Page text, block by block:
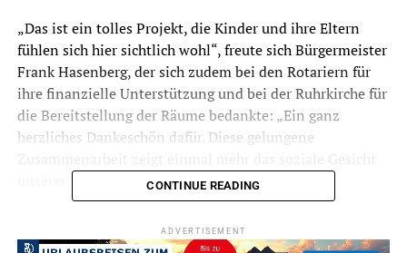
„Das ist ein tolles Projekt, die Kinder und ihre Eltern
fühlen sich hier sichtlich wohl“, freute sich Bürgermeister
Frank Hasenberg, der sich zudem bei den Rotariern für
ihre finanzielle Unterstützung und bei der Ruhrkirche für
die Bereitstellung der Räume bedankte: „Ein ganz
herzliches Dankeschön dafür. Diese gelungene
Herdecke-Ruhrtal, war ebenfalls voll des Lobes für das
CONTINUE READING
ADVERTISEMENT